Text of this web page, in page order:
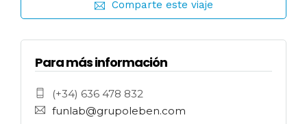
Comparte este viaje
Para más información
(+34) 636 478 832
funlab@grupoleben.com